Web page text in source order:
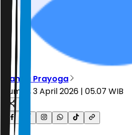
Nanda Prayoga
Jumat, 3 April 2026 | 05.07 WIB